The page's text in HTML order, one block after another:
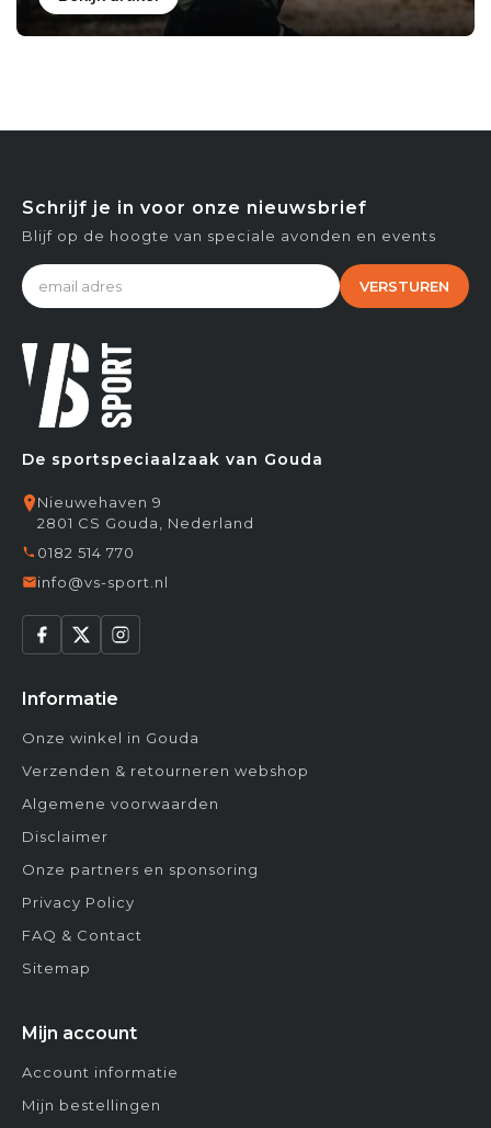
De sportspeciaalzaak van Gouda
Nieuwehaven 9
2801 CS Gouda, Nederland
0182 514 770
info@vs-sport.nl
Informatie
Onze winkel in Gouda
Verzenden & retourneren webshop
Algemene voorwaarden
Disclaimer
Onze partners en sponsoring
Privacy Policy
FAQ & Contact
Sitemap
Mijn account
Account informatie
Mijn bestellingen
Schrijf je in voor onze nieuwsbrief
Blijf op de hoogte van speciale avonden en events
VERSTUREN